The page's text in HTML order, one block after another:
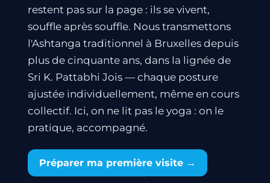
restent pas sur la page : ils se vivent,
souffle après souffle. Nous transmettons
l'Ashtanga traditionnel à Bruxelles depuis
plus de cinquante ans, dans la lignée de
Sri K. Pattabhi Jois — chaque posture
ajustée individuellement, même en cours
collectif. Ici, on ne lit pas le yoga : on le
pratique, accompagné.
Préparer ma première visite →